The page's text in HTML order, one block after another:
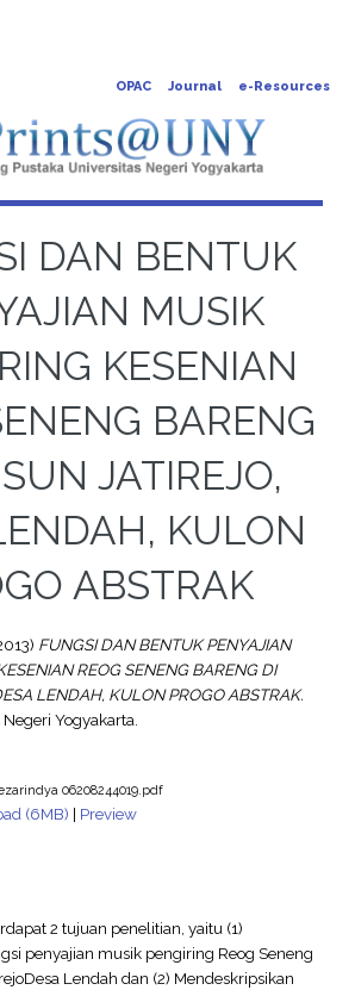
OPAC Journal e-Resources
DAN BENTUK
MUSIK
KESENIAN
BARENG
JATIREJO,
KULON
ABSTRAK
FUNGSI DAN BENTUK PENYAJIAN
REOG SENENG BARENG DI
LENDAH, KULON PROGO ABSTRAK.
Yogyakarta.
06208244019.pdf
(6MB) | Preview
2 tujuan penelitian, yaitu (1)
penyajian musik pengiring Reog Seneng
Lendah dan (2) Mendeskripsikan